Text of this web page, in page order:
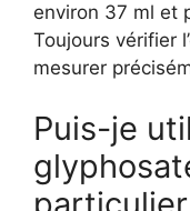
environ 37 ml et
Toujours vérifier
mesurer
Puis-je